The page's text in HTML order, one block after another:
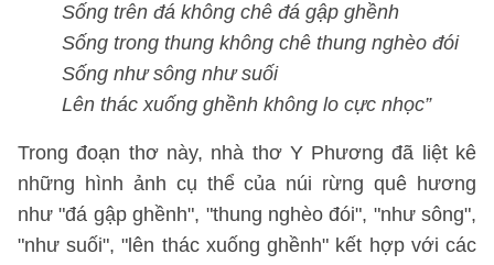
Sống trên đá không chê đá gập ghềnh
Sống trong thung không chê thung nghèo đói
Sống như sông như suối
Lên thác xuống ghềnh không lo cực nhọc”
Trong đoạn thơ này, nhà thơ Y Phương đã liệt kê
những hình ảnh cụ thể của núi rừng quê hương
như "đá gập ghềnh", "thung nghèo đói", "như sông",
"như suối", "lên thác xuống ghềnh" kết hợp với các